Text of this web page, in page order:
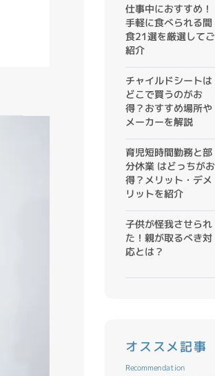
仕事中におすすめ！
手軽に食べられる間
食21選を厳選してご
紹介
チャイルドシートは
どこで買うのがお
得？おすすめ場所や
メーカーを解説
育児短時間勤務と部
分休業 はどっちがお
得？メリット・デメ
リットを紹介
子供が怪我させられ
た！親が取るべき対
応とは？
オススメ記事
Recommendation